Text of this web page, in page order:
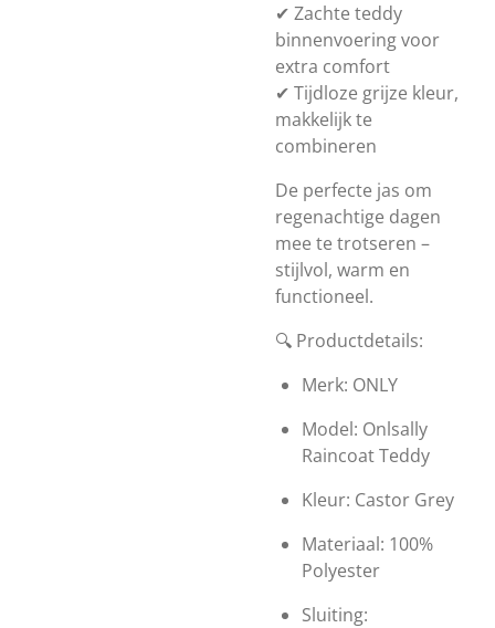
✔ Zachte teddy
binnenvoering voor
extra comfort
✔ Tijdloze grijze kleur,
makkelijk te
combineren
De perfecte jas om
regenachtige dagen
mee te trotseren –
stijlvol, warm en
functioneel.
🔍 Productdetails:
Merk: ONLY
Model: Onlsally
Raincoat Teddy
Kleur: Castor Grey
Materiaal: 100%
Polyester
Sluiting: